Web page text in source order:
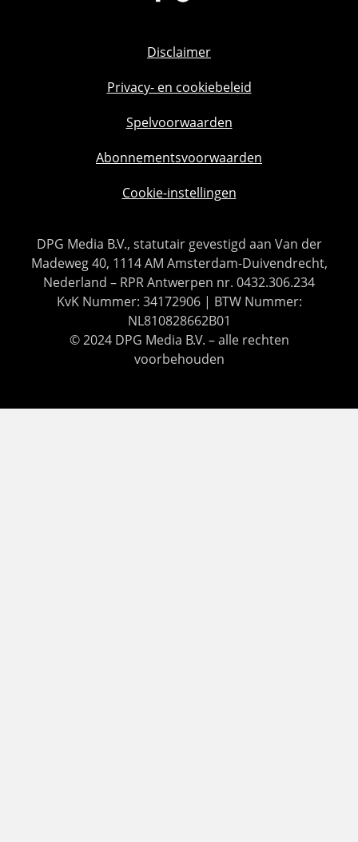
Disclaimer
Privacy- en cookiebeleid
Spelvoorwaarden
Abonnementsvoorwaarden
Cookie-instellingen
DPG Media B.V., statutair gevestigd aan Van der
Madeweg 40, 1114 AM Amsterdam-Duivendrecht,
Nederland – RPR Antwerpen nr. 0432.306.234
KvK Nummer: 34172906 | BTW Nummer:
NL810828662B01
© 2024 DPG Media B.V. – alle rechten
voorbehouden